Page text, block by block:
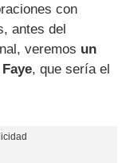
con
antes del
veremos un
, que sería el